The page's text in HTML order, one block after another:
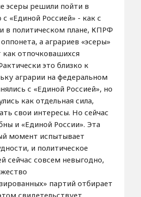
эсеры решили пойти в
«Единой Россией» - как с
в политическом плане, КПРФ
а аграриев «эсеры»
отпочковашихся
это близко к
аграрии на федеральном
с «Единой Россией», но
как отдельная сила,
свои интересы. Но сейчас
и «Единой России». Эта
момент испытывает
и политическое
сейчас совсем невыгодно,
партий отбирает
свидетельствует